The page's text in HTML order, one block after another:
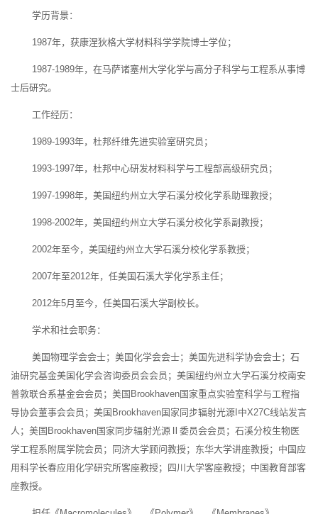
学历背景：
1987年，获康涅狄格大学材料科学学院博士学位；
1987-1989年，在马萨诸塞州大学化学与高分子科学与工程系从事博
士后研究。
工作经历：
1989-1993年，杜邦纤维先进实验室研究员；
1993-1997年，杜邦中心研发材料科学与工程部高级研究员；
1997-1998年，美国纽约州立大学石溪分校化学系助理教授；
1998-2002年，美国纽约州立大学石溪分校化学系副教授；
2002年至今，美国纽约州立大学石溪分校化学系教授；
2007年至2012年，任美国石溪大学化学系主任；
2012年5月至今，任美国石溪大学副校长。
学术和社会职务：
美国物理学会会士；美国化学会会士；美国先进科学协会会士；石
油研究基金美国化学会咨询委员会会员；美国纽约州立大学石溪分校南安
普敦联合系基金会会员；美国Brookhaven国家重点实验室科学与工程指
导协会董事会会员；美国Brookhaven国家同步辐射光源I中X27C线站发言
人；美国Brookhaven国家同步辐射光源Ⅱ委员会会员；石溪分校生物医
学工程系附属学院会员；同济大学顾问教授；东华大学讲座教授；中国应
用科学长春应用化学研究所客座教授；四川大学客座教授；中国教育部客
座教授。